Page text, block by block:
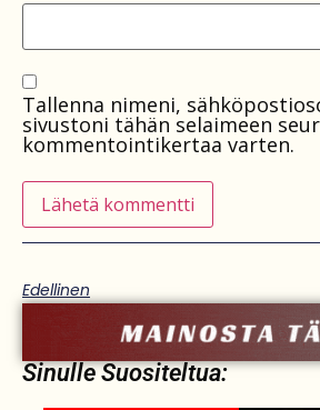
Tallenna nimeni,
sivustoni tähän selaimeen
kommentointikertaa varten.
Edellinen
Sinulle Suositeltua: